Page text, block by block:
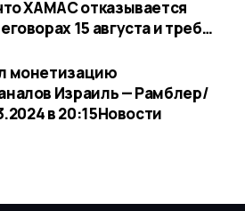
ХАМАС отказывается
15 августа и треб…
монетизацию
Израиль — Рамблер/
в 20:15​Новости